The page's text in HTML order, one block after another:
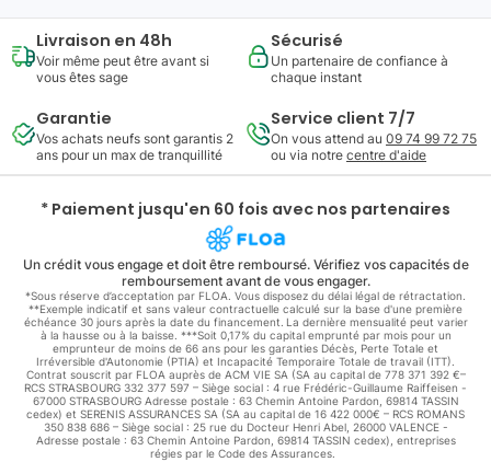
Livraison en 48h
Voir même peut être avant si
vous êtes sage
Sécurisé
Un partenaire de confiance à
chaque instant
Garantie
Vos achats neufs sont garantis 2
ans pour un max de tranquillité
Service client 7/7
On vous attend au 09 74 99 72 75
ou via notre centre d'aide
* Paiement jusqu'en 60 fois avec nos partenaires
Un crédit vous engage et doit être remboursé. Vérifiez vos capacités de
remboursement avant de vous engager.
*Sous réserve d’acceptation par FLOA. Vous disposez du délai légal de rétractation.
**Exemple indicatif et sans valeur contractuelle calculé sur la base d'une première
échéance 30 jours après la date du financement. La dernière mensualité peut varier
à la hausse ou à la baisse. ***Soit 0,17% du capital emprunté par mois pour un
emprunteur de moins de 66 ans pour les garanties Décès, Perte Totale et
Irréversible d'Autonomie (PTIA) et Incapacité Temporaire Totale de travail (ITT).
Contrat souscrit par FLOA auprès de ACM VIE SA (SA au capital de 778 371 392 €–
RCS STRASBOURG 332 377 597 – Siège social : 4 rue Frédéric-Guillaume Raiffeisen -
67000 STRASBOURG Adresse postale : 63 Chemin Antoine Pardon, 69814 TASSIN
cedex) et SERENIS ASSURANCES SA (SA au capital de 16 422 000€ – RCS ROMANS
350 838 686 – Siège social : 25 rue du Docteur Henri Abel, 26000 VALENCE -
Adresse postale : 63 Chemin Antoine Pardon, 69814 TASSIN cedex), entreprises
régies par le Code des Assurances.